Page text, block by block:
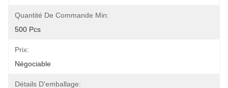
Quantité De Commande Min:
500 Pcs
Prix:
Négociable
Détails D'emballage: